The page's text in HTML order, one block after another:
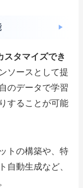
スタマイズでき
ソースとして提
のデータで学習
することが可能
トの構築や、特
自動生成など、